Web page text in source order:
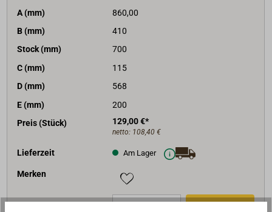
A (mm)
860,00
B (mm)
410
Stock (mm)
700
C (mm)
115
D (mm)
568
E (mm)
200
Preis (Stück)
129,00 €*
netto: 108,40 €
Lieferzeit Am Lager
Merken